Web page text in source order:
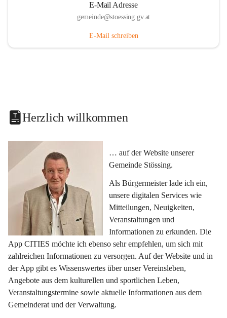
E-Mail Adresse
gemeinde@stoessing.gv.at
E-Mail schreiben
Herzlich willkommen
… auf der Website unserer
Gemeinde Stössing.
Als Bürgermeister lade ich ein,
unsere digitalen Services wie
Mitteilungen, Neuigkeiten,
Veranstaltungen und
Informationen zu erkunden. Die
App CITIES möchte ich ebenso sehr empfehlen, um sich mit
zahlreichen Informationen zu versorgen. Auf der Website und in
der App gibt es Wissenswertes über unser Vereinsleben,
Angebote aus dem kulturellen und sportlichen Leben,
Veranstaltungstermine sowie aktuelle Informationen aus dem
Gemeinderat und der Verwaltung.